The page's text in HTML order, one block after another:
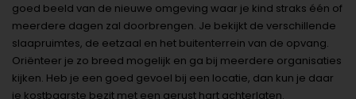
goed beeld van de nieuwe omgeving waar je kind straks één of
meerdere dagen zal doorbrengen. Je bekijkt de verschillende
slaapruimtes, de eetzaal en het buitenterrein van de opvang.
Oriënteer je zo breed mogelijk en ga bij meerdere organisaties
kijken. Heb je een goed gevoel bij een locatie, dan kun je daar
je kostbaarste bezit met een gerust hart achterlaten.